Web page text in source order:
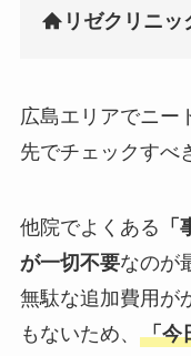
リゼクリニ
広島エリアでニー
先でチェックすべ
他院でよくある
が一切不要なのが
無駄な追加費用が
もないため、 「今